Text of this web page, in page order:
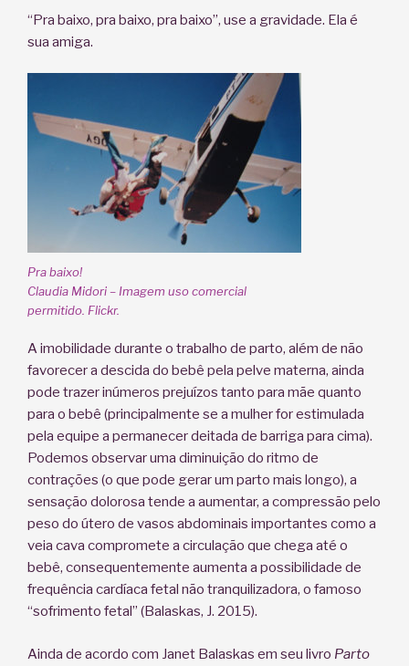
“Pra baixo, pra baixo, pra baixo”, use a gravidade. Ela é
sua amiga.
Pra baixo!
Claudia Midori – Imagem uso comercial
permitido. Flickr.
A imobilidade durante o trabalho de parto, além de não
favorecer a descida do bebê pela pelve materna, ainda
pode trazer inúmeros prejuízos tanto para mãe quanto
para o bebê (principalmente se a mulher for estimulada
pela equipe a permanecer deitada de barriga para cima).
Podemos observar uma diminuição do ritmo de
contrações (o que pode gerar um parto mais longo), a
sensação dolorosa tende a aumentar, a compressão pelo
peso do útero de vasos abdominais importantes como a
veia cava compromete a circulação que chega até o
bebê, consequentemente aumenta a possibilidade de
frequência cardíaca fetal não tranquilizadora, o famoso
“sofrimento fetal” (Balaskas, J. 2015).
Ainda de acordo com Janet Balaskas em seu livro Parto